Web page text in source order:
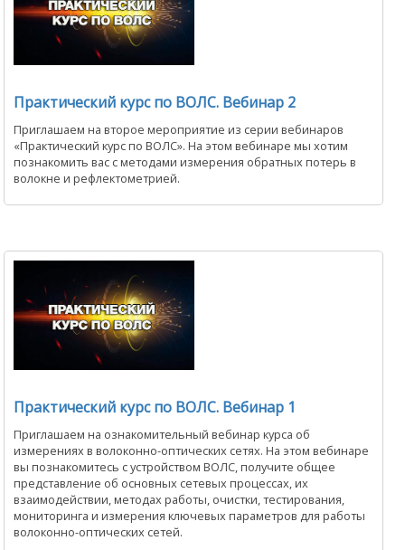
Практический курс по ВОЛС. Вебинар 2
Приглашаем на второе мероприятие из серии вебинаров
«Практический курс по ВОЛС». На этом вебинаре мы хотим
познакомить вас с методами измерения обратных потерь в
волокне и рефлектометрией.
Практический курс по ВОЛС. Вебинар 1
Приглашаем на ознакомительный вебинар курса об
измерениях в волоконно-оптических сетях. На этом вебинаре
вы познакомитесь с устройством ВОЛС, получите общее
представление об основных сетевых процессах, их
взаимодействии, методах работы, очистки, тестирования,
мониторинга и измерения ключевых параметров для работы
волоконно-оптических сетей.